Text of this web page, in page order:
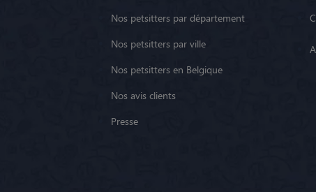
Nos petsitters par département
Nos petsitters par ville
Nos petsitters en Belgique
Nos avis clients
Presse